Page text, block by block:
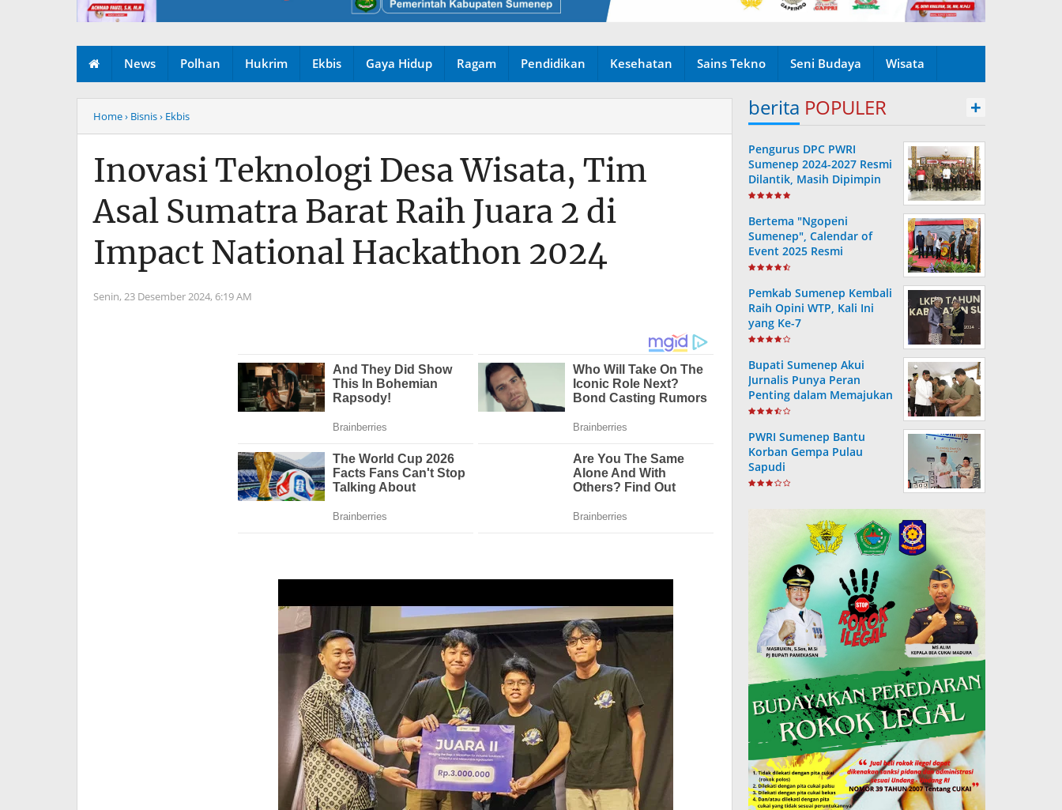
News Polhan Hukrim Ekbis Gaya Hidup Ragam Pendidikan Kesehatan Sains Tekno Seni Budaya Wisata
Home› Bisnis› Ekbis
Inovasi Teknologi Desa Wisata, Tim
Asal Sumatra Barat Raih Juara 2 di
Impact National Hackathon 2024
Senin, 23 Desember 2024, 6:19 AM
berita POPULER +
Pengurus DPC PWRI
Sumenep 2024-2027 Resmi
Dilantik, Masih Dipimpin
Rusydiyono
Bertema "Ngopeni
Sumenep", Calendar of
Event 2025 Resmi
Diluncurkan
Pemkab Sumenep Kembali
Raih Opini WTP, Kali Ini
yang Ke-7
Bupati Sumenep Akui
Jurnalis Punya Peran
Penting dalam Memajukan
Daerah
PWRI Sumenep Bantu
Korban Gempa Pulau
Sapudi